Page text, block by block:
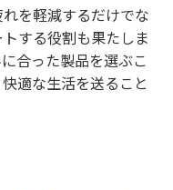
を軽減するだけでな
する役割も果たしま
合った製品を選ぶこ
適な生活を送ること